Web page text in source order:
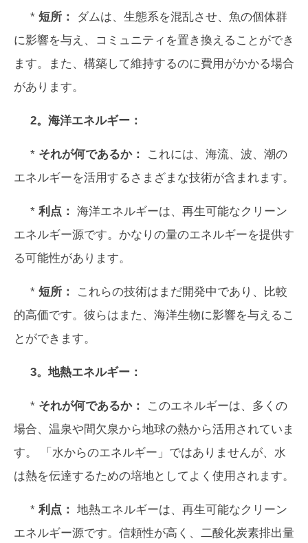
* 短所：
ダムは、生態系を混乱させ、魚の個体群
に影響を与え、コミュニティを置き換えることができ
ます。また、構築して維持するのに費用がかかる場合
があります。
2。海洋エネルギー：
* それが何であるか：
これには、海流、波、潮の
エネルギーを活用するさまざまな技術が含まれます。
* 利点： 海洋エネルギーは、再生可能なクリーン
エネルギー源です。かなりの量のエネルギーを提供す
る可能性があります。
* 短所：
これらの技術はまだ開発中であり、比較
的高価です。彼らはまた、海洋生物に影響を与えるこ
とができます。
3。地熱エネルギー：
* それが何であるか：
このエネルギーは、多くの
場合、温泉や間欠泉から地球の熱から活用されていま
す。 「水からのエネルギー」ではありませんが、水
は熱を伝達するための培地としてよく使用されます。
* 利点： 地熱エネルギーは、再生可能なクリーン
エネルギー源です。信頼性が高く、二酸化炭素排出量